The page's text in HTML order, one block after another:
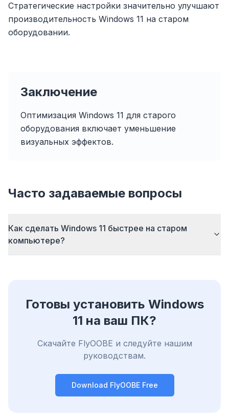
Стратегические настройки значительно улучшают
производительность Windows 11 на старом
оборудовании.
Заключение
Оптимизация Windows 11 для старого
оборудования включает уменьшение
визуальных эффектов.
Часто задаваемые вопросы
Как сделать Windows 11 быстрее на старом
компьютере?
Готовы установить Windows
11 на ваш ПК?
Скачайте FlyOOBE и следуйте нашим
руководствам.
Download FlyOOBE Free
flyoobe
Останавливает AI-оверлеи, баннеры и
межсайтовые трекеры, которые тормозят вас.
Chrome, Edge, Firefox, Brave, Opera —
установите один раз, оптимизируйте все.